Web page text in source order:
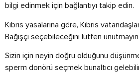
bilgi edinmek için bağlantıyı takip edin.
Kıbrıs yasalarına göre, Kıbrıs
Bağışçı seçebileceğini lütfen unutmayın.
Sizin için neyin doğru olduğunu
sperm donörü seçmek bunaltıcı